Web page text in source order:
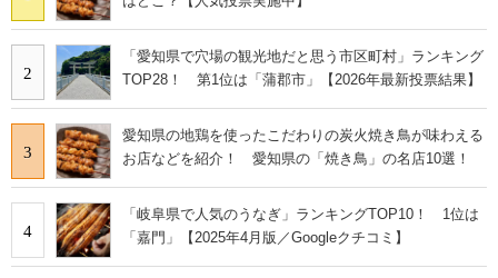
2
「愛知県で穴場の観光地だと思う市区町村」ランキング
TOP28！ 第1位は「蒲郡市」【2026年最新投票結果】
3
愛知県の地鶏を使ったこだわりの炭火焼き鳥が味わえる
お店などを紹介！ 愛知県の「焼き鳥」の名店10選！
4
「岐阜県で人気のうなぎ」ランキングTOP10！ 1位は
「嘉門」【2025年4月版／Googleクチコミ】